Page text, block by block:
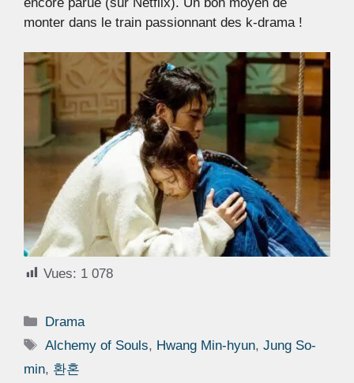
monter dans le train passionnant des k-drama !
Vues: 1 078
Catégories
Drama
Étiquettes
Alchemy of Souls, Hwang Min-hyun,Jung So-
min, 환혼